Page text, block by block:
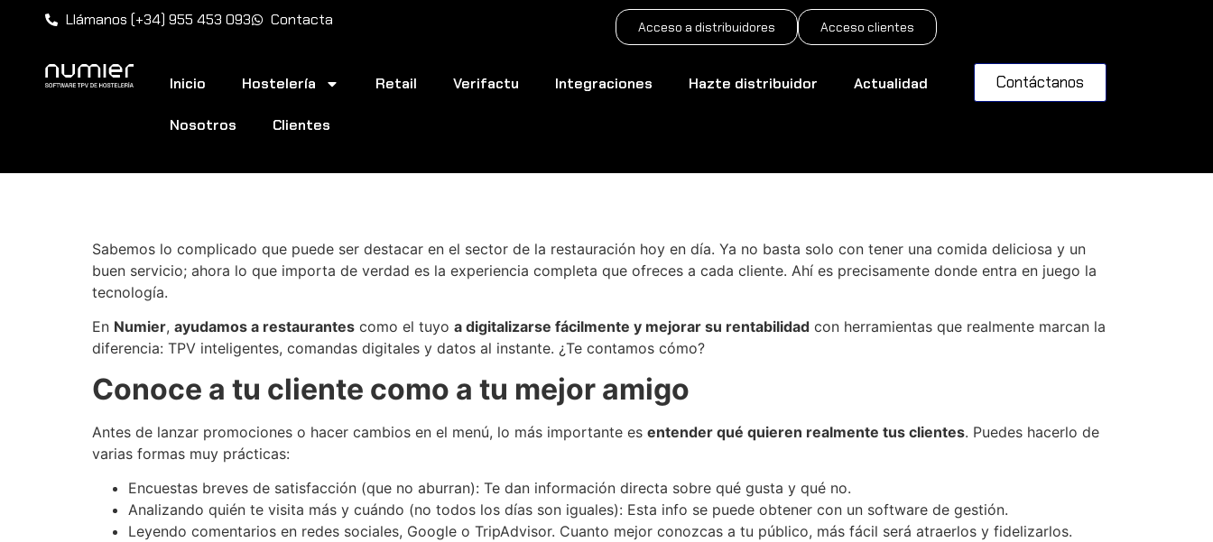
Llámanos (+34) 955 453 093 Contacta Acceso a distribuidores Acceso clientes
Inicio Hostelería Retail Verifactu Integraciones Hazte distribuidor Actualidad
Nosotros Clientes
Contáctanos
Sabemos lo complicado que puede ser destacar en el sector de la restauración hoy en día. Ya no basta solo con tener una comida deliciosa y un
buen servicio; ahora lo que importa de verdad es la experiencia completa que ofreces a cada cliente. Ahí es precisamente donde entra en juego la
tecnología.
En Numier, ayudamos a restaurantes como el tuyo a digitalizarse fácilmente y mejorar su rentabilidad con herramientas que realmente marcan la
diferencia: TPV inteligentes, comandas digitales y datos al instante. ¿Te contamos cómo?
Conoce a tu cliente como a tu mejor amigo
Antes de lanzar promociones o hacer cambios en el menú, lo más importante es entender qué quieren realmente tus clientes. Puedes hacerlo de
varias formas muy prácticas:
Encuestas breves de satisfacción (que no aburran): Te dan información directa sobre qué gusta y qué no.
Analizando quién te visita más y cuándo (no todos los días son iguales): Esta info se puede obtener con un software de gestión.
Leyendo comentarios en redes sociales, Google o TripAdvisor. Cuanto mejor conozcas a tu público, más fácil será atraerlos y fidelizarlos.